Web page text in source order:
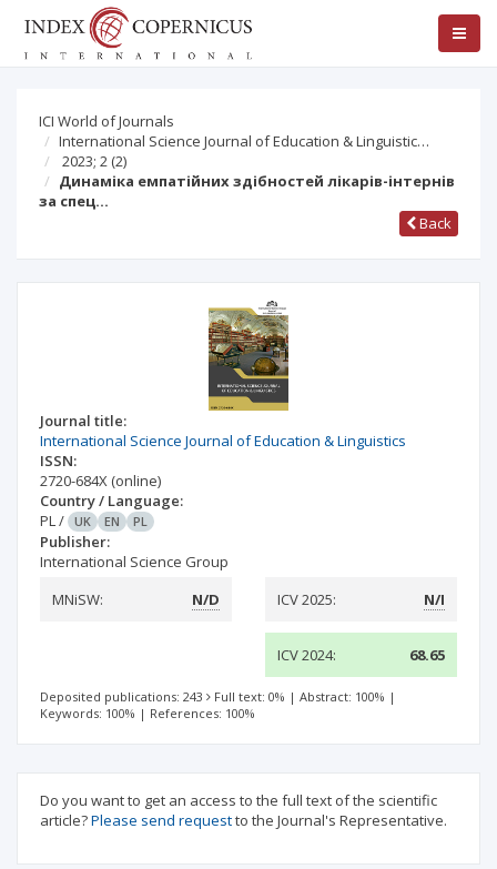
ICI World of Journals
International Science Journal of Education & Linguistic…
2023; 2 (2)
Динаміка емпатійних здібностей лікарів-інтернів
за спец…
Back
Journal title:
International Science Journal of Education & Linguistics
ISSN:
2720-684X (online)
Country / Language:
PL/ UK EN PL
Publisher:
International Science Group
MNiSW:
N/D ICV 2025: N/I
ICV 2024: 68.65
Deposited publications: 243 Full text: 0% | Abstract: 100% |
Keywords: 100% | References: 100%
Do you want to get an access to the full text of the scientific
article?Please send requestto the Journal's Representative.